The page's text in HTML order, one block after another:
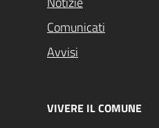
Comunicati
Avvisi
VIVERE IL COMUNE